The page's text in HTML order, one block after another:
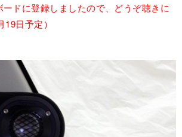
ドに登録しましたので、どうぞ聴きに
日予定）